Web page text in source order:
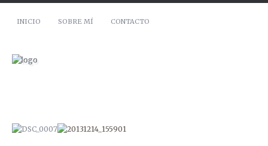
INICIO SOBRE MÍ CONTACTO